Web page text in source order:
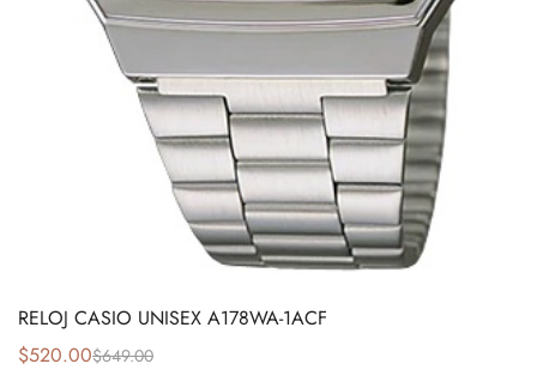
RELOJ CASIO UNISEX A178WA-1ACF
$649.00
$520.00